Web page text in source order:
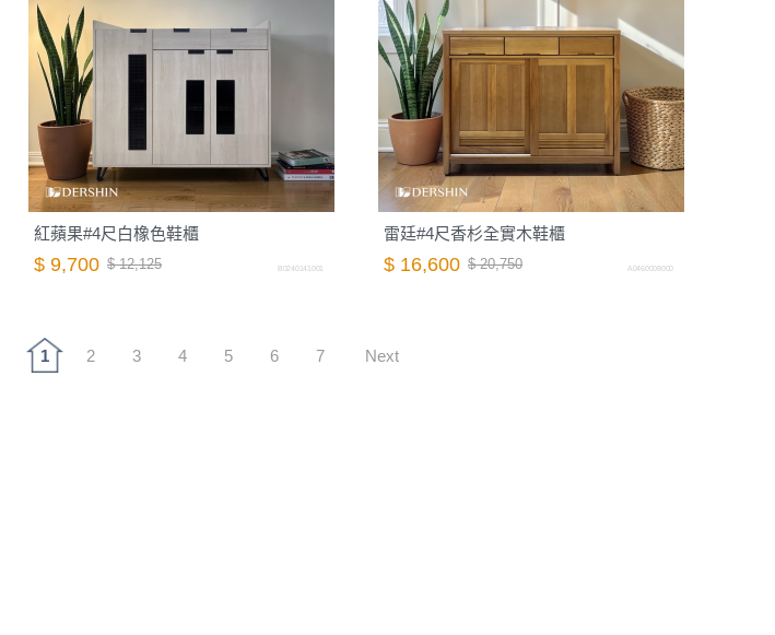
紅蘋果#4尺白橡色鞋櫃
$ 9,700 $ 12,125 B0240141001
雷廷#4尺香杉全實木鞋櫃
$ 16,600 $ 20,750 A0460008000
1 2 3 4 5 6 7 Next